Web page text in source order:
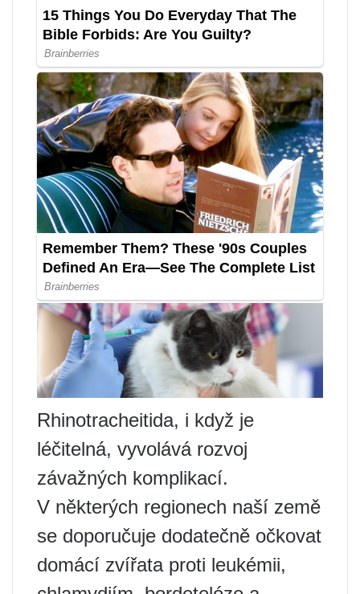
Rhinotracheitida, i když je
léčitelná, vyvolává rozvoj
závažných komplikací.
V některých regionech naší země
se doporučuje dodatečně očkovat
domácí zvířata proti leukémii,